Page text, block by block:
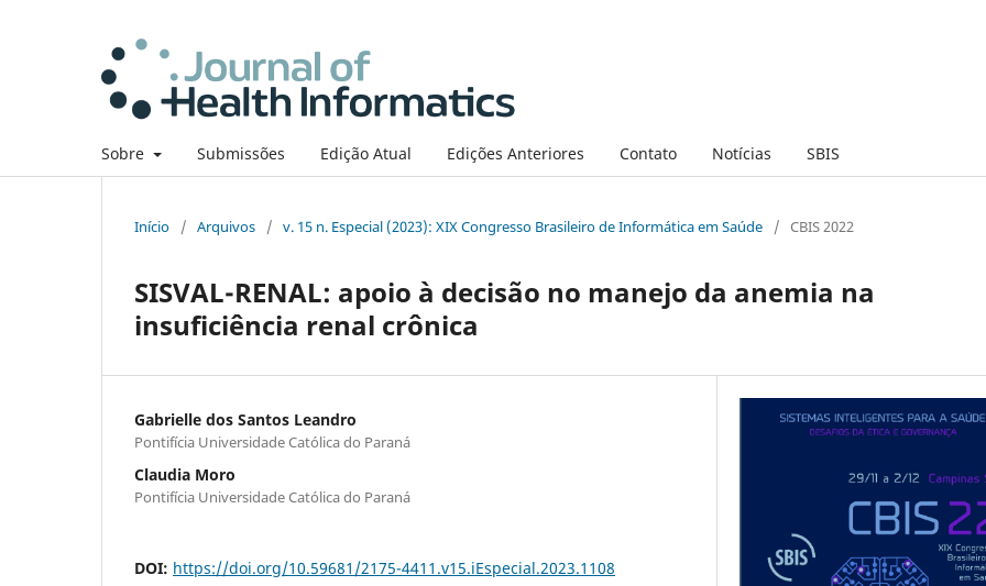
Sobre Submissões Edição Atual Edições Anteriores Contato Notícias SBIS
Início / Arquivos / v. 15 n. Especial (2023): XIX Congresso Brasileiro de Informática em Saúde / CBIS 2022
SISVAL-RENAL: apoio à decisão no manejo da anemia na
insuficiência renal crônica
Gabrielle dos Santos Leandro
Pontifícia Universidade Católica do Paraná
Claudia Moro
Pontifícia Universidade Católica do Paraná
DOI: https://doi.org/10.59681/2175-4411.v15.iEspecial.2023.1108